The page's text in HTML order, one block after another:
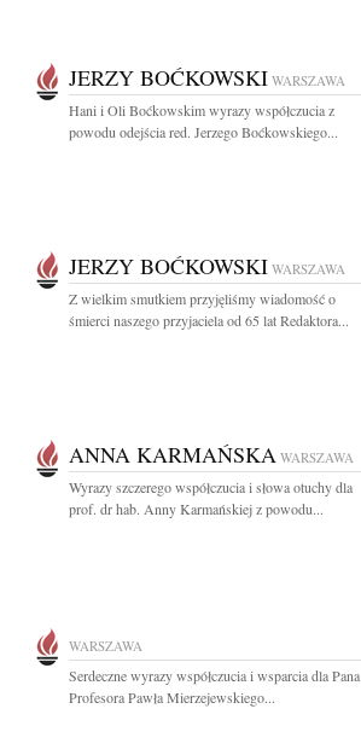
JERZY BOĆKOWSKI WARSZAWA
Hani i Oli Boćkowskim wyrazy współczucia z
powodu odejścia red. Jerzego Boćkowskiego...
JERZY BOĆKOWSKI WARSZAWA
Z wielkim smutkiem przyjęliśmy wiadomość o
śmierci naszego przyjaciela od 65 lat Redaktora...
ANNA KARMAŃSKA WARSZAWA
Wyrazy szczerego współczucia i słowa otuchy dla
prof. dr hab. Anny Karmańskiej z powodu...
WARSZAWA
Serdeczne wyrazy współczucia i wsparcia dla Pana
Profesora Pawła Mierzejewskiego...